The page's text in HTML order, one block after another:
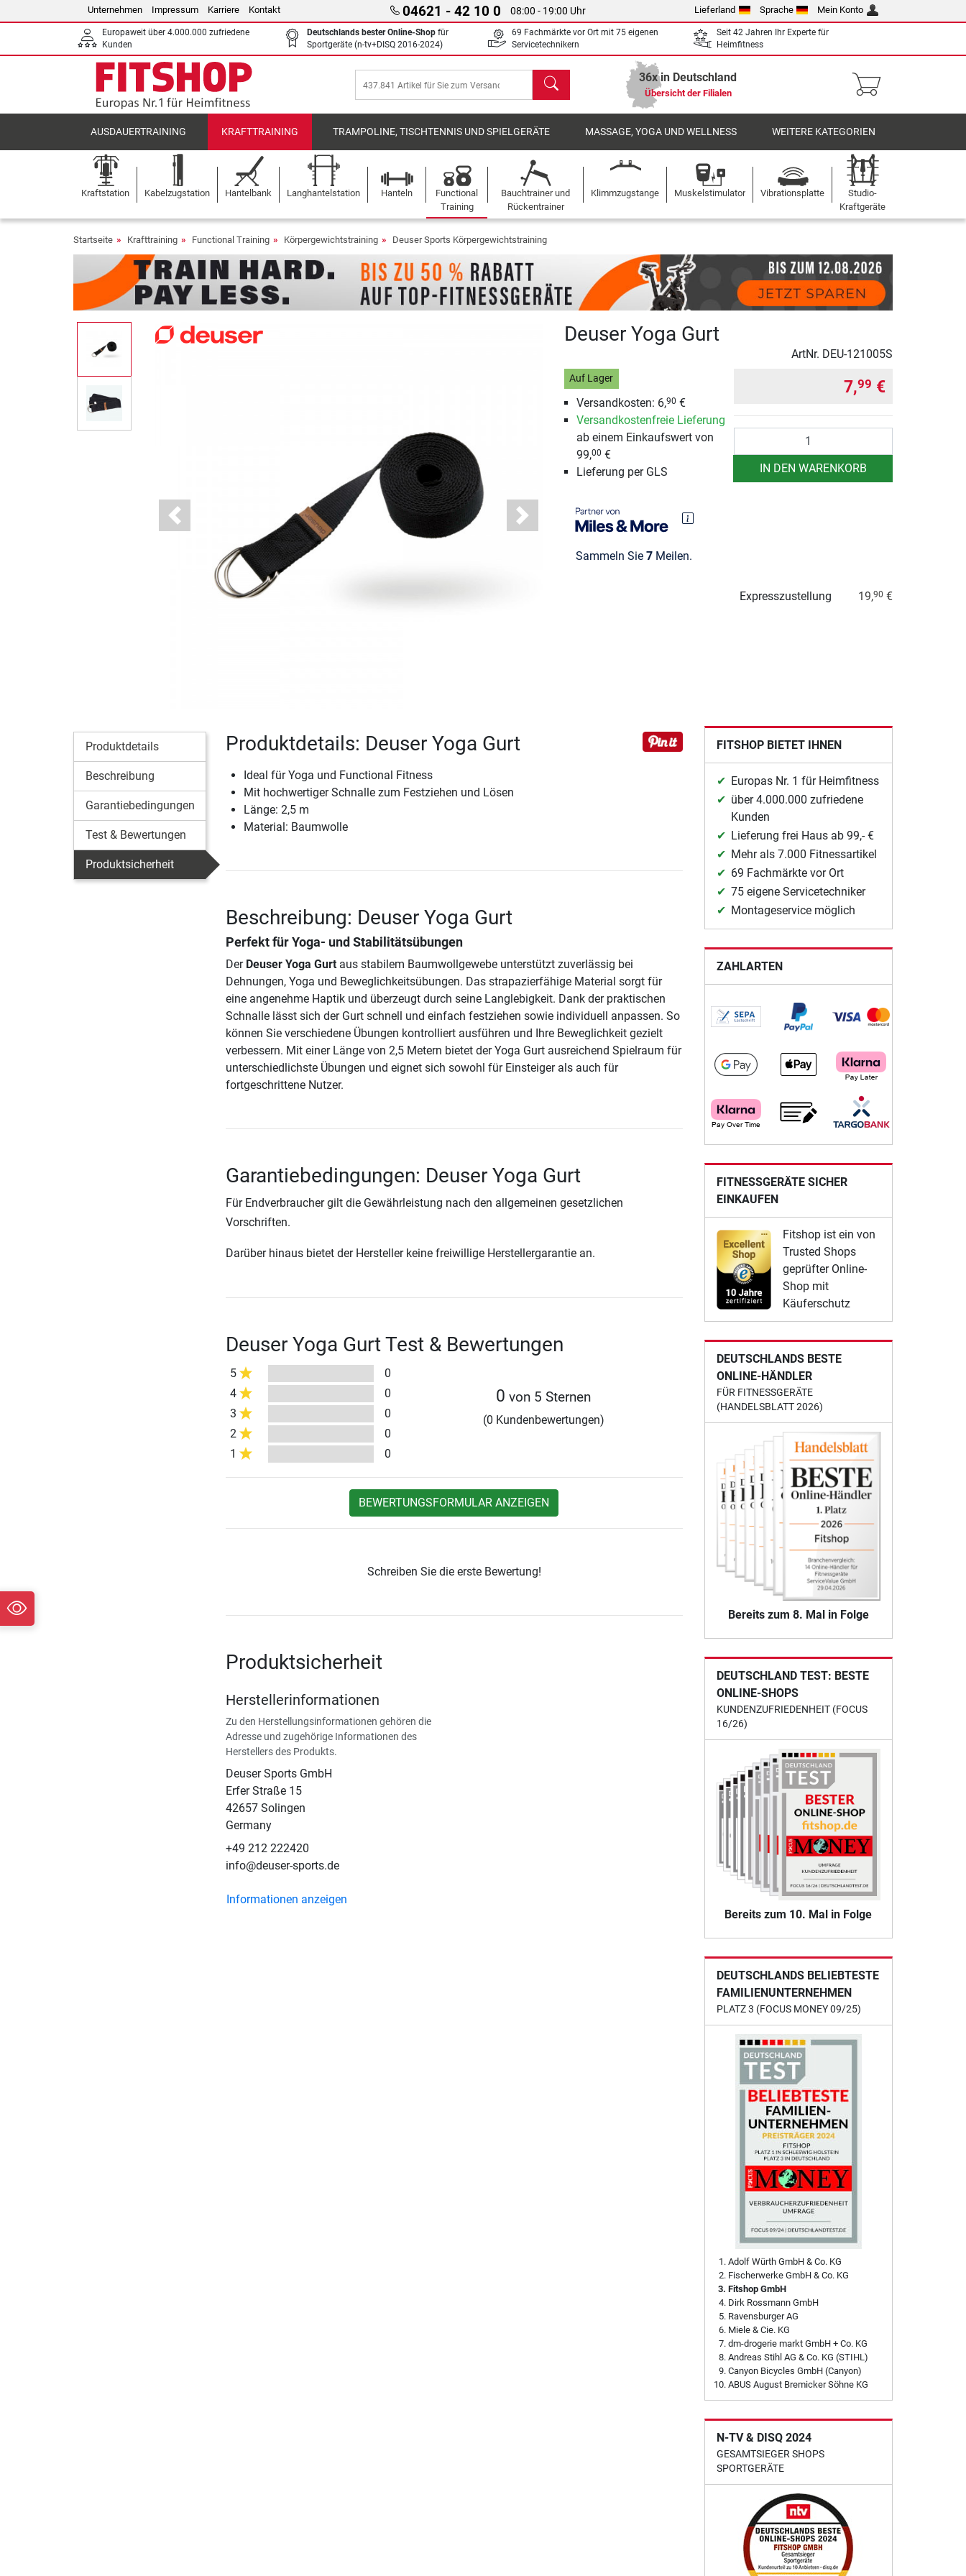
Unternehmen Impressum Karriere Kontakt 04621 - 42 10 0 08:00 - 19:00 Uhr Lieferland Sprache Mein Konto
Europaweit über 4.000.000 zufriedene
Kunden
Deutschlands bester Online-Shop für
Sportgeräte (n-tv+DISQ 2016-2024)
69 Fachmärkte vor Ort mit 75 eigenen
Servicetechnikern
Seit 42 Jahren Ihr Experte für
Heimfitness
Suchen 36x in Deutschland
Übersicht der Filialen
AUSDAUERTRAINING KRAFTTRAINING TRAMPOLINE, TISCHTENNIS UND SPIELGERÄTE MASSAGE, YOGA UND WELLNESS WEITERE KATEGORIEN
Kraftstation Kabelzugstation Hantelbank Langhantelstation Hanteln
Functional
Training
Bauchtrainer und
Rückentrainer
Klimmzugstange Muskelstimulator Vibrationsplatte
Studio-
Kraftgeräte
Startseite Krafttraining Functional Training Körpergewichtstraining Deuser Sports Körpergewichtstraining
Previous Next
Deuser Yoga Gurt
ArtNr. DEU-121005S
Auf Lager
Versandkosten: 6,90 €
Versandkostenfreie Lieferung
ab einem Einkaufswert von
99,00 €
Lieferung per GLS
Sammeln Sie 7Meilen.
7,99 €
IN DEN WARENKORB
Expresszustellung 19,90 €
Produktdetails
Beschreibung
Garantiebedingungen
Test & Bewertungen
Produktsicherheit
Produktdetails: Deuser Yoga Gurt
Ideal für Yoga und Functional Fitness
Mit hochwertiger Schnalle zum Festziehen und Lösen
Länge: 2,5 m
Material: Baumwolle
Beschreibung: Deuser Yoga Gurt
Perfekt für Yoga- und Stabilitätsübungen
Der Deuser Yoga Gurtaus stabilem Baumwollgewebe unterstützt zuverlässig bei
Dehnungen, Yoga und Beweglichkeitsübungen. Das strapazierfähige Material sorgt für
eine angenehme Haptik und überzeugt durch seine Langlebigkeit. Dank der praktischen
Schnalle lässt sich der Gurt schnell und einfach festziehen sowie individuell anpassen. So
können Sie verschiedene Übungen kontrolliert ausführen und Ihre Beweglichkeit gezielt
verbessern. Mit einer Länge von 2,5 Metern bietet der Yoga Gurt ausreichend Spielraum für
unterschiedlichste Übungen und eignet sich sowohl für Einsteiger als auch für
fortgeschrittene Nutzer.
Garantiebedingungen: Deuser Yoga Gurt
Für Endverbraucher gilt die Gewährleistung nach den allgemeinen gesetzlichen
Vorschriften.
Darüber hinaus bietet der Hersteller keine freiwillige Herstellergarantie an.
Deuser Yoga Gurt Test & Bewertungen
5
0
4
0
3
0
2
0
1
0
0 von 5 Sternen
(0 Kundenbewertungen)
BEWERTUNGSFORMULAR ANZEIGEN
Schreiben Sie die erste Bewertung!
Produktsicherheit
Herstellerinformationen
Zu den Herstellungsinformationen gehören die
Adresse und zugehörige Informationen des
Herstellers des Produkts.
Deuser Sports GmbH
Erfer Straße 15
42657 Solingen
Germany
+49 212 222420
info@deuser-sports.de
Informationen anzeigen
FITSHOP BIETET IHNEN
Europas Nr. 1 für Heimfitness
über 4.000.000 zufriedene
Kunden
Lieferung frei Haus ab 99,- €
Mehr als 7.000 Fitnessartikel
69 Fachmärkte vor Ort
75 eigene Servicetechniker
Montageservice möglich
ZAHLARTEN
FITNESSGERÄTE SICHER
EINKAUFEN
Fitshop ist ein von
Trusted Shops
geprüfter Online-
Shop mit
Käuferschutz
DEUTSCHLANDS BESTE
ONLINE-HÄNDLER
FÜR FITNESSGERÄTE
(HANDELSBLATT 2026)
Bereits zum 8. Mal in Folge
DEUTSCHLAND TEST: BESTE
ONLINE-SHOPS
KUNDENZUFRIEDENHEIT (FOCUS
16/26)
Bereits zum 10. Mal in Folge
DEUTSCHLANDS BELIEBTESTE
FAMILIENUNTERNEHMEN
PLATZ 3 (FOCUS MONEY 09/25)
Adolf Würth GmbH & Co. KG
Fischerwerke GmbH & Co. KG
Fitshop GmbH
Dirk Rossmann GmbH
Ravensburger AG
Miele & Cie. KG
dm-drogerie markt GmbH + Co. KG
Andreas Stihl AG & Co. KG (STIHL)
Canyon Bicycles GmbH (Canyon)
ABUS August Bremicker Söhne KG
N-TV & DISQ 2024
GESAMTSIEGER SHOPS
SPORTGERÄTE